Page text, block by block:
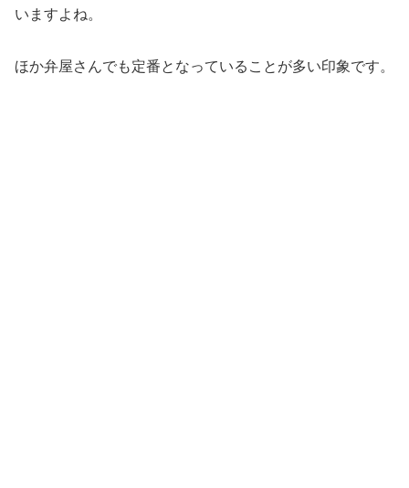
いますよね。
ほか弁屋さんでも定番となっていることが多い印象です。